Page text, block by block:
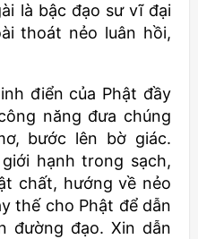
là bậc đạo sư vĩ đại
thoát nẻo luân hồi,
điển của Phật đầy
năng đưa chúng
bước lên bờ giác.
hạnh trong sạch,
chất, hướng về nẻo
thế cho Phật để dẫn
đường đạo. Xin dẫn